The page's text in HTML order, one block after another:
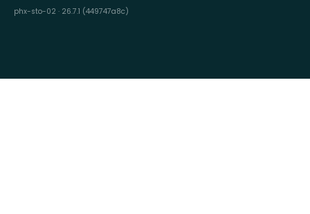
phx-sto-02 · 26.7.1 (449747a8c)